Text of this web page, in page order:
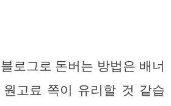
로그로 돈버는 방법은 배너
고료 쪽이 유리할 것 같습